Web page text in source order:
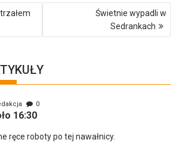
Świetnie wypadli w
Sedrankach
0
16:30
ręce roboty po tej nawałnicy.